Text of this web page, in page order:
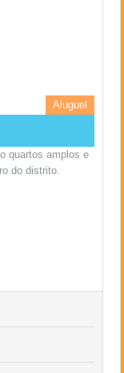
Aluguel
quartos amplos e
do distrito.